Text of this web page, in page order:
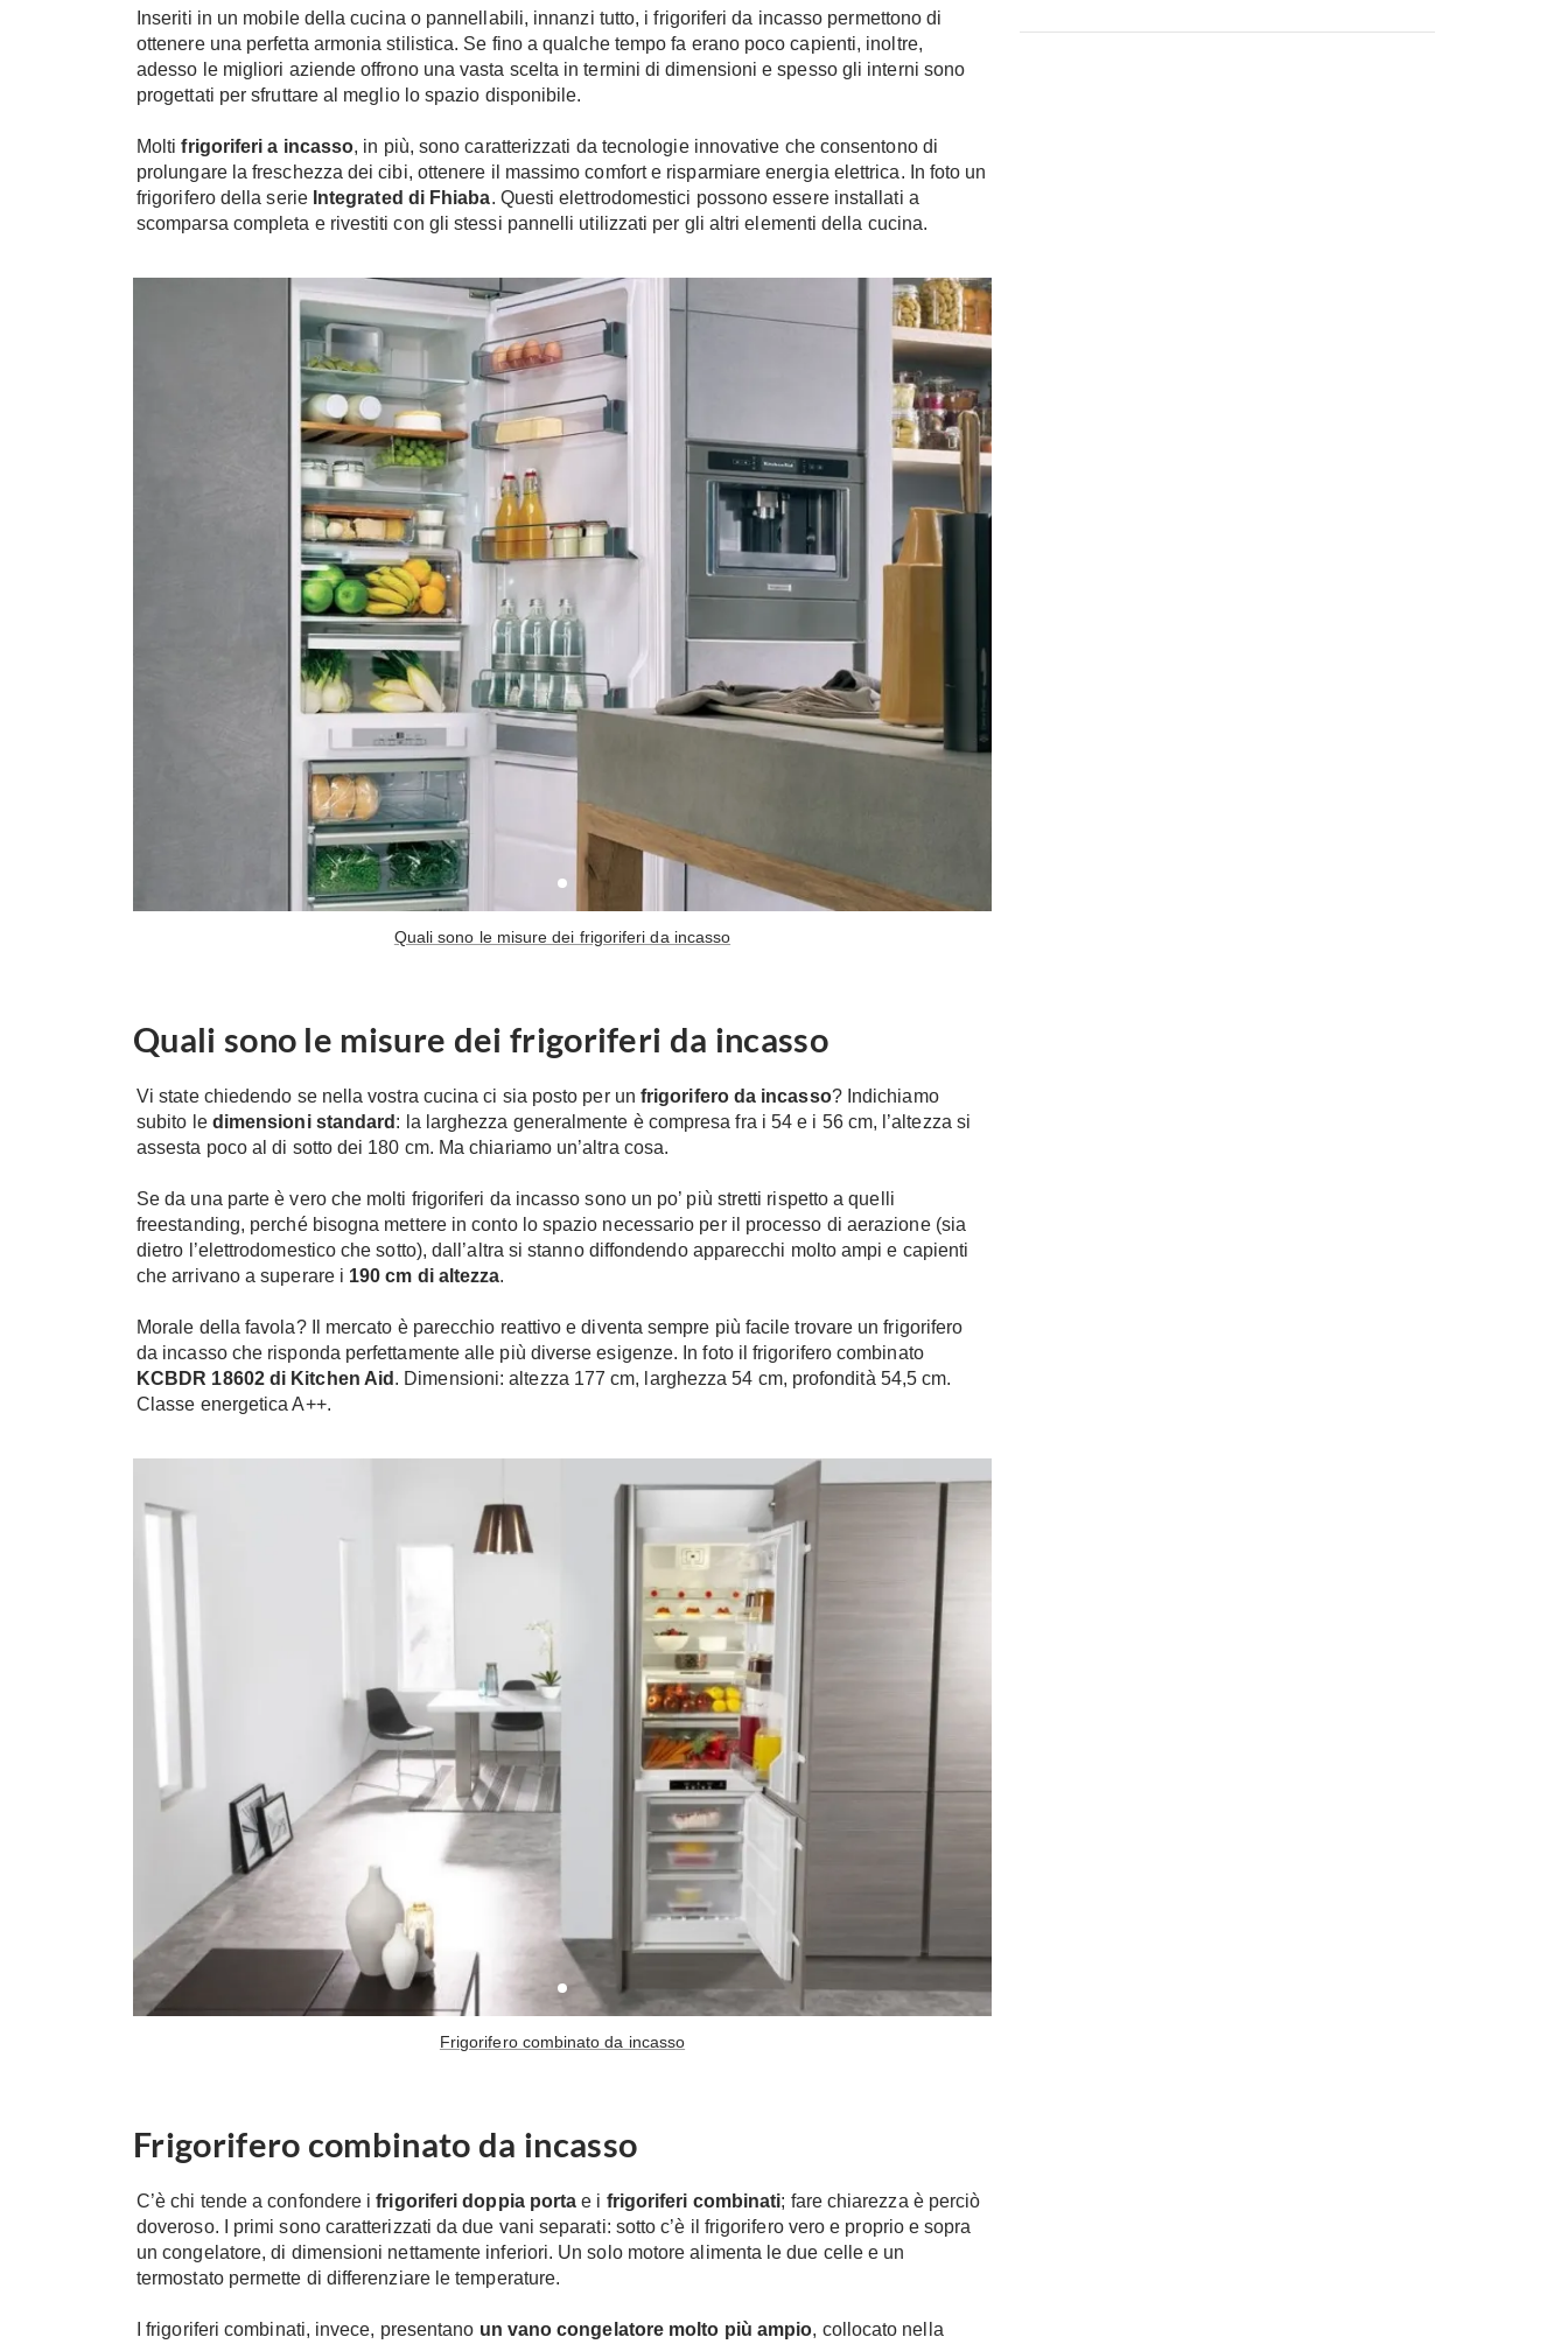
Inseriti in un mobile della cucina o pannellabili, innanzi tutto, i frigoriferi da incasso permettono di
ottenere una perfetta armonia stilistica. Se fino a qualche tempo fa erano poco capienti, inoltre,
adesso le migliori aziende offrono una vasta scelta in termini di dimensioni e spesso gli interni sono
progettati per sfruttare al meglio lo spazio disponibile.
Moltifrigoriferi a incasso, in più, sono caratterizzati da tecnologie innovative che consentono di
prolungare la freschezza dei cibi, ottenere il massimo comfort e risparmiare energia elettrica. In foto un
frigorifero della serie Integrated di Fhiaba. Questi elettrodomestici possono essere installati a
scomparsa completa e rivestiti con gli stessi pannelli utilizzati per gli altri elementi della cucina.
Quali sono le misure dei frigoriferi da incasso
Quali sono le misure dei frigoriferi da incasso
Vi state chiedendo se nella vostra cucina ci sia posto per un frigorifero da incasso? Indichiamo
subito le dimensioni standard : la larghezza generalmente è compresa fra i 54 e i 56 cm, l’altezza si
assesta poco al di sotto dei 180 cm. Ma chiariamo un’altra cosa.
Se da una parte è vero che molti frigoriferi da incasso sono un po’ più stretti rispetto a quelli
freestanding, perché bisogna mettere in conto lo spazio necessario per il processo di aerazione (sia
dietro l’elettrodomestico che sotto), dall’altra si stanno diffondendo apparecchi molto ampi e capienti
che arrivano a superare i 190 cm di altezza.
Morale della favola? Il mercato è parecchio reattivo e diventa sempre più facile trovare un frigorifero
da incasso che risponda perfettamente alle più diverse esigenze. In foto il frigorifero combinato
KCBDR 18602 di Kitchen Aid . Dimensioni: altezza 177 cm, larghezza 54 cm, profondità 54,5 cm.
Classe energetica A++.
Frigorifero combinato da incasso
Frigorifero combinato da incasso
C’è chi tende a confondere ifrigoriferi doppia porta e i frigoriferi combinati; fare chiarezza è perciò
doveroso. I primi sono caratterizzati da due vani separati: sotto c’è il frigorifero vero e proprio e sopra
un congelatore, di dimensioni nettamente inferiori. Un solo motore alimenta le due celle e un
termostato permette di differenziare le temperature.
I frigoriferi combinati, invece, presentano un vano congelatore molto più ampio, collocato nella